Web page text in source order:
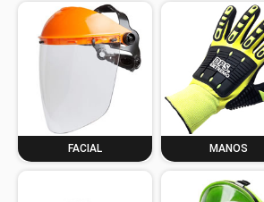
FACIAL MANOS